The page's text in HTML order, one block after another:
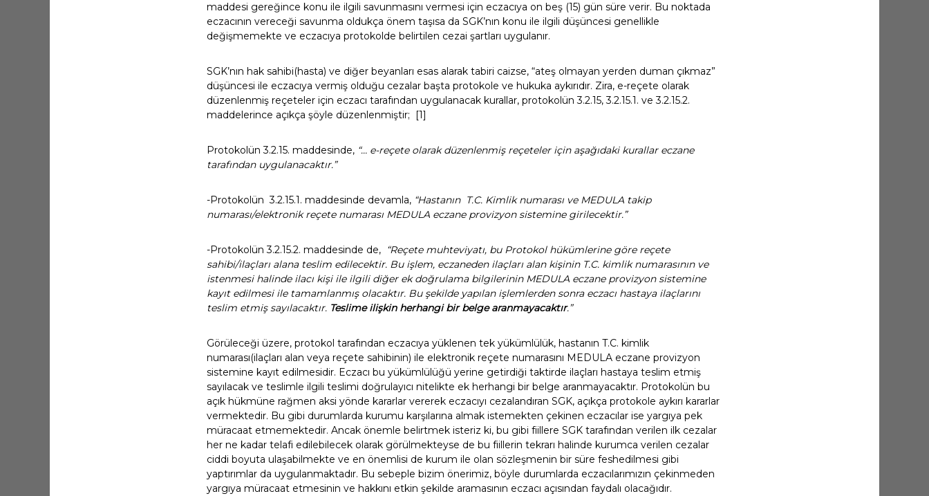
maddesi gereğince konu ile ilgili savunmasını vermesi için eczacıya on beş (15) gün süre verir. Bu noktada
eczacının vereceği savunma oldukça önem taşısa da SGK’nın konu ile ilgili düşüncesi genellikle
değişmemekte ve eczacıya protokolde belirtilen cezai şartları uygulanır.
SGK’nın hak sahibi(hasta) ve diğer beyanları esas alarak tabiri caizse, “ateş olmayan yerden duman çıkmaz”
düşüncesi ile eczacıya vermiş olduğu cezalar başta protokole ve hukuka aykırıdır. Zira, e-reçete olarak
düzenlenmiş reçeteler için eczacı tarafından uygulanacak kurallar, protokolün 3.2.15, 3.2.15.1. ve 3.2.15.2.
maddelerince açıkça şöyle düzenlenmiştir; [1]
Protokolün 3.2.15. maddesinde, “… e-reçete olarak düzenlenmiş reçeteler için aşağıdaki kurallar eczane
tarafından uygulanacaktır.”
-Protokolün 3.2.15.1. maddesinde devamla, “Hastanın T.C. Kimlik numarası ve MEDULA takip
numarası/elektronik reçete numarası MEDULA eczane provizyon sistemine girilecektir.”
-Protokolün 3.2.15.2. maddesinde de, “Reçete muhteviyatı, bu Protokol hükümlerine göre reçete
sahibi/ilaçları alana teslim edilecektir. Bu işlem, eczaneden ilaçları alan kişinin T.C. kimlik numarasının ve
istenmesi halinde ilacı kişi ile ilgili diğer ek doğrulama bilgilerinin MEDULA eczane provizyon sistemine
kayıt edilmesi ile tamamlanmış olacaktır. Bu şekilde yapılan işlemlerden sonra eczacı hastaya ilaçlarını
teslim etmiş sayılacaktır. Teslime ilişkin herhangi bir belge aranmayacaktır.”
Görüleceği üzere, protokol tarafından eczacıya yüklenen tek yükümlülük, hastanın T.C. kimlik
numarası(ilaçları alan veya reçete sahibinin) ile elektronik reçete numarasını MEDULA eczane provizyon
sistemine kayıt edilmesidir. Eczacı bu yükümlülüğü yerine getirdiği taktirde ilaçları hastaya teslim etmiş
sayılacak ve teslimle ilgili teslimi doğrulayıcı nitelikte ek herhangi bir belge aranmayacaktır. Protokolün bu
açık hükmüne rağmen aksi yönde kararlar vererek eczacıyı cezalandıran SGK, açıkça protokole aykırı kararlar
vermektedir. Bu gibi durumlarda kurumu karşılarına almak istemekten çekinen eczacılar ise yargıya pek
müracaat etmemektedir. Ancak önemle belirtmek isteriz ki, bu gibi fiillere SGK tarafından verilen ilk cezalar
her ne kadar telafi edilebilecek olarak görülmekteyse de bu fiillerin tekrarı halinde kurumca verilen cezalar
ciddi boyuta ulaşabilmekte ve en önemlisi de kurum ile olan sözleşmenin bir süre feshedilmesi gibi
yaptırımlar da uygulanmaktadır. Bu sebeple bizim önerimiz, böyle durumlarda eczacılarımızın çekinmeden
yargıya müracaat etmesinin ve hakkını etkin şekilde aramasının eczacı açısından faydalı olacağıdır.